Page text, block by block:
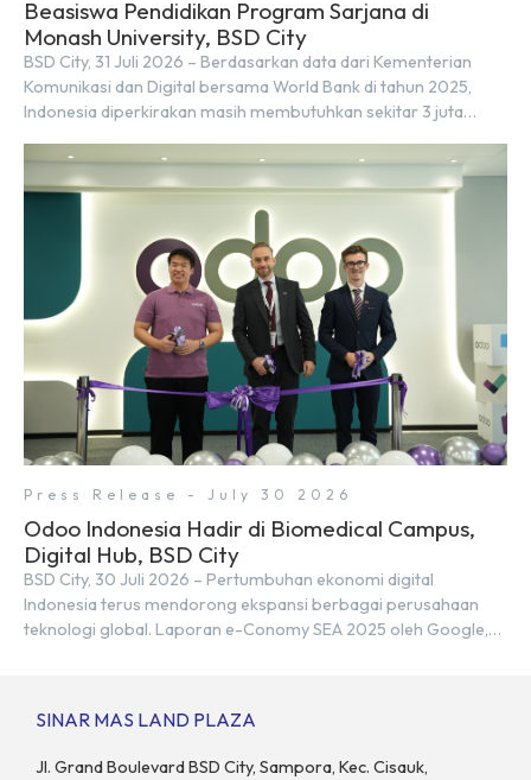
Beasiswa Pendidikan Program Sarjana di
Monash University, BSD City
BSD City, 31 Juli 2026 – Berdasarkan data dari Kementerian
Komunikasi dan Digital bersama World Bank di tahun 2025,
Indonesia diperkirakan masih membutuhkan sekitar 3 juta
tenaga digital baru setiap tahunnya untuk mendukung
percepatan transformasi digital di berbagai sektor strategis.
Kebutuhan tersebut menjadikan pengembangan sumber daya
Press Release - July 30 2026
Odoo Indonesia Hadir di Biomedical Campus,
Digital Hub, BSD City
BSD City, 30 Juli 2026 – Pertumbuhan ekonomi digital
Indonesia terus mendorong ekspansi berbagai perusahaan
teknologi global. Laporan e-Conomy SEA 2025 oleh Google,
sebesar 14% dibandingkan dengan tahun sebelumnya. Kondisi
SINAR MAS LAND PLAZA
Jl. Grand Boulevard BSD City, Sampora, Kec. Cisauk,